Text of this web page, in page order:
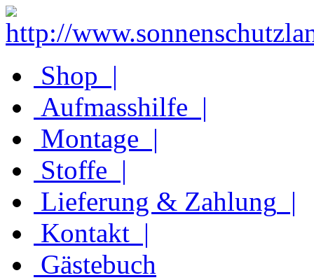
Shop |
Aufmasshilfe |
Montage |
Stoffe |
Lieferung & Zahlung |
Kontakt |
Gästebuch